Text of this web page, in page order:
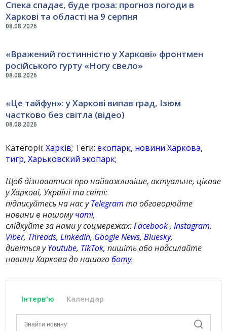
08.08.2026
Спека спадає, буде гроза: прогноз погоди в
Харкові та області на 9 серпня
08.08.2026
«Вражений гостинністю у Харкові» фронтмен
російського гурту «Ногу свело»
08.08.2026
«Це тайфун»: у Харкові випав град, Ізюм
частково без світла (відео)
Категорії:Харків; Теги:екопарк, новини Харкова,
тигр,Харьковский экопарк;
Щоб дізнаватися про найважливіше, актуальне, цікаве
у Харкові, Україні та світі:
підписуйтесь на нас уTelegram та обговорюйте
новини в нашомучаті,
слідкуйте за нами у соцмережах:Facebook,Instagram,
Viber, Threads,LinkedIn, Google News,Bluesky,
дивіться уYoutube, TikTok, пишіть або надсилайте
новини Харкова до нашогоботу.
Інтерв'ю Календар